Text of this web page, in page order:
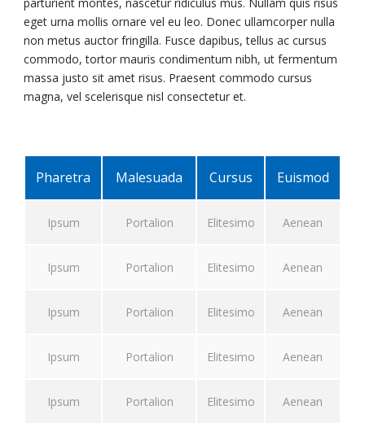
eget urna mollis ornare vel eu leo. Donec ullamcorper nulla
non metus auctor fringilla. Fusce dapibus, tellus ac cursus
commodo, tortor mauris condimentum nibh, ut fermentum
massa justo sit amet risus. Praesent commodo cursus
magna, vel scelerisque nisl consectetur et.
Pharetra Malesuada Cursus Euismod
Ipsum Portalion Elitesimo Aenean
Ipsum Portalion Elitesimo Aenean
Ipsum Portalion Elitesimo Aenean
Ipsum Portalion Elitesimo Aenean
Ipsum Portalion Elitesimo Aenean